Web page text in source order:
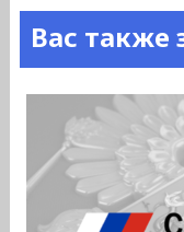
Вас также